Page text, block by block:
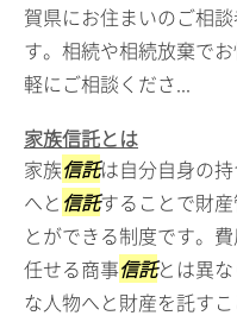
賀県にお住まいのご相
す。相続や相続放棄で
軽にご相談くださ...
家族信託とは
家族信託は自分自身の
へと 信託することで財
とができる制度です。
任せる商事信託とは異
な人物へと財産を託す